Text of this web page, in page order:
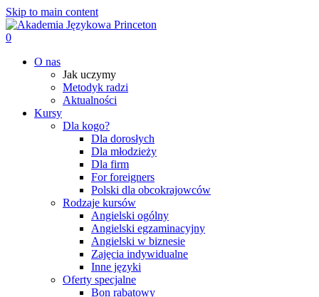
Skip to main content
0
O nas
Jak uczymy
Metodyk radzi
Aktualności
Kursy
Dla kogo?
Dla dorosłych
Dla młodzieży
Dla firm
For foreigners
Polski dla obcokrajowców
Rodzaje kursów
Angielski ogólny
Angielski egzaminacyjny
Angielski w biznesie
Zajęcia indywidualne
Inne języki
Oferty specjalne
Bon rabatowy